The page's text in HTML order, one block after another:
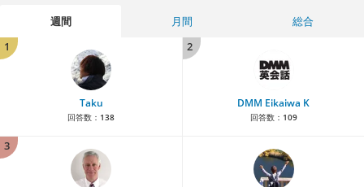
週間 月間
総合
1
Taku
回答数： 138
2
DMM Eikaiwa K
回答数： 109
3